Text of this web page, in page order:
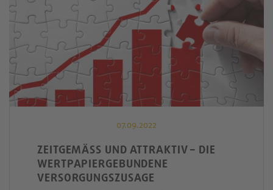
07.09.2022
ZEITGEMÄSS UND ATTRAKTIV – DIE W
ERTPAPIERGEBUNDENE V
ERSORGUNGSZUSAGE